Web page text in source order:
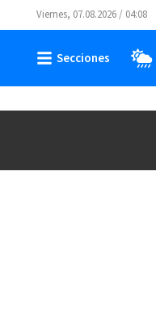
Viernes, 07.08.2026 / 04:08